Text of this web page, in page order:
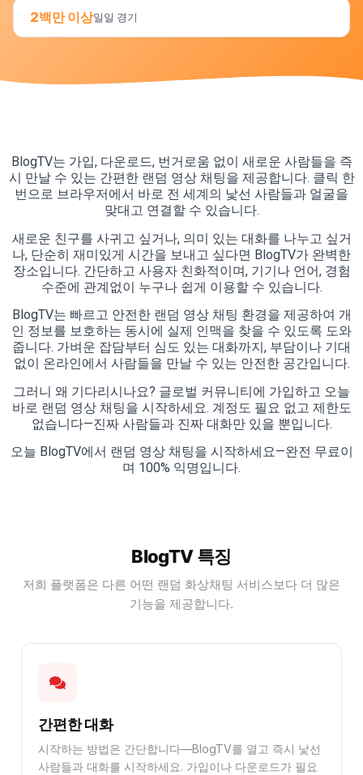
2백만 이상일일 경기
BlogTV는 가입, 다운로드, 번거로움 없이 새로운 사람들을 즉
시 만날 수 있는 간편한 랜덤 영상 채팅을 제공합니다. 클릭 한
번으로 브라우저에서 바로 전 세계의 낯선 사람들과 얼굴을
맞대고 연결할 수 있습니다.
새로운 친구를 사귀고 싶거나, 의미 있는 대화를 나누고 싶거
나, 단순히 재미있게 시간을 보내고 싶다면 BlogTV가 완벽한
장소입니다. 간단하고 사용자 친화적이며, 기기나 언어, 경험
수준에 관계없이 누구나 쉽게 이용할 수 있습니다.
BlogTV는 빠르고 안전한 랜덤 영상 채팅 환경을 제공하여 개
인 정보를 보호하는 동시에 실제 인맥을 찾을 수 있도록 도와
줍니다. 가벼운 잡담부터 심도 있는 대화까지, 부담이나 기대
없이 온라인에서 사람들을 만날 수 있는 안전한 공간입니다.
그러니 왜 기다리시나요? 글로벌 커뮤니티에 가입하고 오늘
바로 랜덤 영상 채팅을 시작하세요. 계정도 필요 없고 제한도
없습니다—진짜 사람들과 진짜 대화만 있을 뿐입니다.
오늘 BlogTV에서 랜덤 영상 채팅을 시작하세요—완전 무료이
며 100% 익명입니다.
BlogTV 특징
저희 플랫폼은 다른 어떤 랜덤 화상채팅 서비스보다 더 많은
기능을 제공합니다.
간편한 대화
시작하는 방법은 간단합니다—BlogTV를 열고 즉시 낯선
사람들과 대화를 시작하세요. 가입이나 다운로드가 필요